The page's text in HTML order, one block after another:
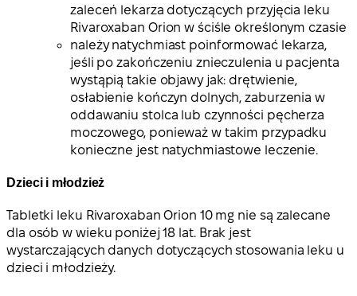
zaleceń lekarza dotyczących przyjęcia leku
Rivaroxaban Orion w ściśle określonym czasie
należy natychmiast poinformować lekarza,
jeśli po zakończeniu znieczulenia u pacjenta
wystąpią takie objawy jak: drętwienie,
osłabienie kończyn dolnych, zaburzenia w
oddawaniu stolca lub czynności pęcherza
moczowego, ponieważ w takim przypadku
konieczne jest natychmiastowe leczenie.
Dzieci i młodzież
Tabletki leku Rivaroxaban Orion 10 mg nie są zalecane
dla osób w wieku poniżej 18 lat. Brak jest
wystarczających danych dotyczących stosowania leku u
dzieci i młodzieży.